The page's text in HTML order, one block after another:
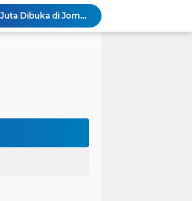
PKDI Cup II 2026 Resmi Bergulir di SGMRP Pamekasan, Bupati Dukung Bangun Stadion Di 13 Kecamatan untuk Pemerataan Sarana Olahraga
BPS Sampang: UMKM dan Usaha Besar Wajib Terdata di Sensus Ekonomi 2026, Kunci Kebijakan Tepat Sasaran